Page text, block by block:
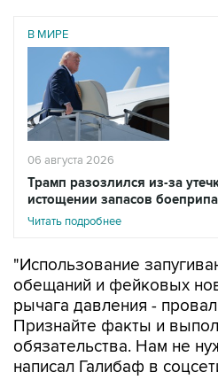
В МИРЕ
06 августа 2026
Трамп разозлился из-за
истощении запасов
Читать подробнее
"Использование
обещаний и фейковых
рычага давления -
Признайте факты и
обязательства. Нам не
написал Галибаф в